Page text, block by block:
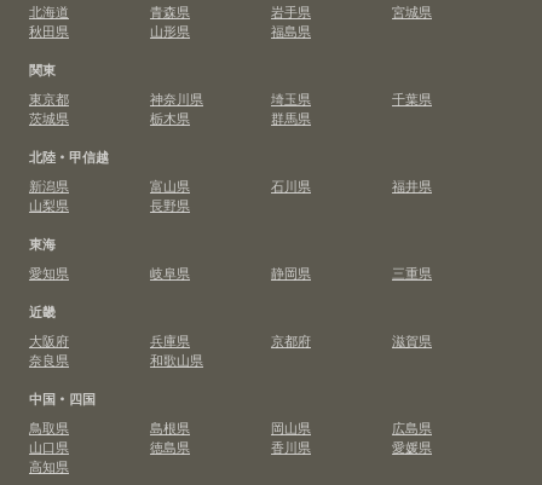
北海道
青森県 岩手県
宮城県
秋田県
山形県
福島県
関東
東京都
神奈川県 埼玉県
千葉県
茨城県
栃木県
群馬県
北陸・甲信越
新潟県
富山県 石川県
福井県
山梨県
長野県
東海
愛知県
岐阜県 静岡県
三重県
近畿
大阪府
兵庫県 京都府
滋賀県
奈良県
和歌山県
中国・四国
鳥取県
島根県 岡山県
広島県
山口県
徳島県 香川県
愛媛県
高知県